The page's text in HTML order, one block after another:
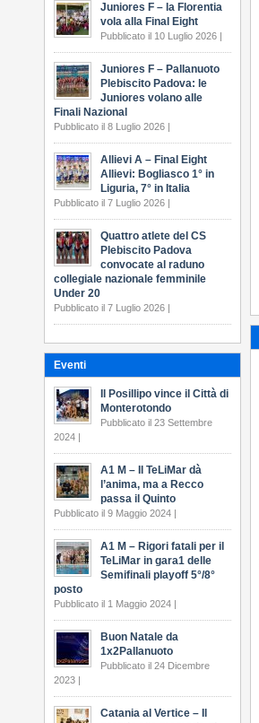
Juniores F – la Florentia
vola alla Final Eight
Pubblicato il 10 Luglio 2026 |
Juniores F – Pallanuoto
Plebiscito Padova: le
Juniores volano alle
Finali Nazional
Pubblicato il 8 Luglio 2026 |
Allievi A – Final Eight
Allievi: Bogliasco 1° in
Liguria, 7° in Italia
Pubblicato il 7 Luglio 2026 |
Quattro atlete del CS
Plebiscito Padova
convocate al raduno
collegiale nazionale femminile
Under 20
Pubblicato il 7 Luglio 2026 |
Eventi
Il Posillipo vince il Città di
Monterotondo
Pubblicato il 23 Settembre
2024 |
A1 M – Il TeLiMar dà
l’anima, ma a Recco
passa il Quinto
Pubblicato il 9 Maggio 2024 |
A1 M – Rigori fatali per il
TeLiMar in gara1 delle
Semifinali playoff 5°/8°
posto
Pubblicato il 1 Maggio 2024 |
Buon Natale da
1x2Pallanuoto
Pubblicato il 24 Dicembre
2023 |
Catania al Vertice – Il